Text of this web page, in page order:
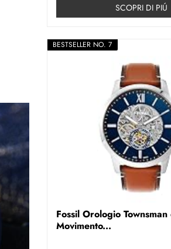
SCOPRI DI PIÚ
BESTSELLER NO. 7
Fossil Orologio
Movimento...